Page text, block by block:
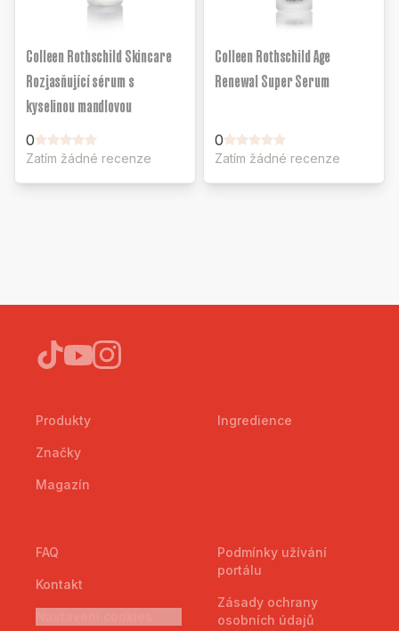
Colleen Rothschild Skincare
Rozjasňující sérum s
kyselinou mandlovou
0
Zatím žádné recenze
Colleen Rothschild Age
Renewal Super Serum
0
Zatím žádné recenze
Produkty
Značky
Magazín
Ingredience
FAQ
Kontakt
Podmínky užívání
portálu
Zásady ochrany
osobních údajů